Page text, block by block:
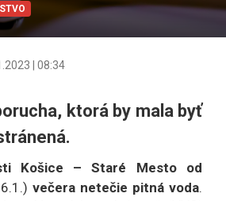
| 08:34
ktorá by mala byť
Košice – Staré Mesto od
večera netečie pitná voda.